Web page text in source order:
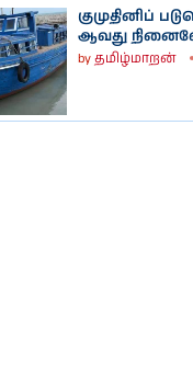
குமுதினிப்
ஆவது
byதமிழ்மாறன்